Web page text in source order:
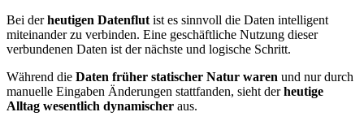
Bei derheutigen Datenflut ist es sinnvoll die Daten intelligent
miteinander zu verbinden. Eine geschäftliche Nutzung dieser
verbundenen Daten ist der nächste und logische Schritt.
Während die Daten früher statischer Natur waren und nur durch
manuelle Eingaben Änderungen stattfanden, sieht derheutige
Alltag wesentlich dynamischer aus.